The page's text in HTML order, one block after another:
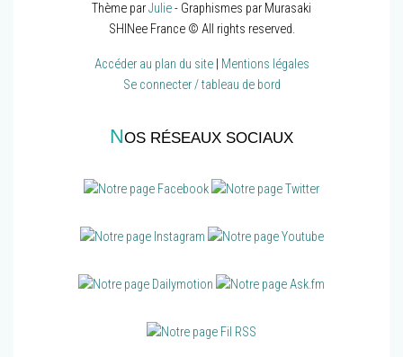
Thème parJulie- Graphismes par Murasaki
SHINee France © All rights reserved.
Accéder au plan du site| Mentions légales
Se connecter / tableau de bord
NOS RÉSEAUX SOCIAUX